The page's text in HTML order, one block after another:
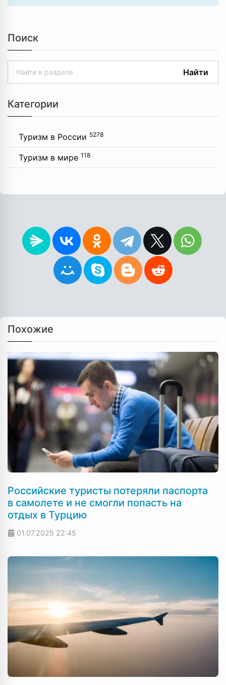
Поиск
Найти
Категории
Туризм в России 5278
Туризм в мире 118
Похожие
Российские туристы потеряли паспорта
в самолете и не смогли попасть на
отдых в Турцию
01.07.2025 22:45